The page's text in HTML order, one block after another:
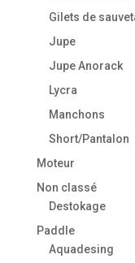
Gilets de
Jupe
Jupe Anorack
Lycra
Manchons
Short/Pantalon
Moteur
Non classé
Destokage
Paddle
Aquadesing